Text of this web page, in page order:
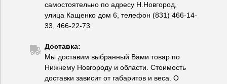
самостоятельно по адресу Н.Новгород,
улица Кащенко дом 6, телефон (831) 466-14-
33, 466-22-73
Доставка:
Мы доставим выбранный Вами товар по
Нижнему Новгороду и области. Стоимость
доставки зависит от габаритов и веса. О